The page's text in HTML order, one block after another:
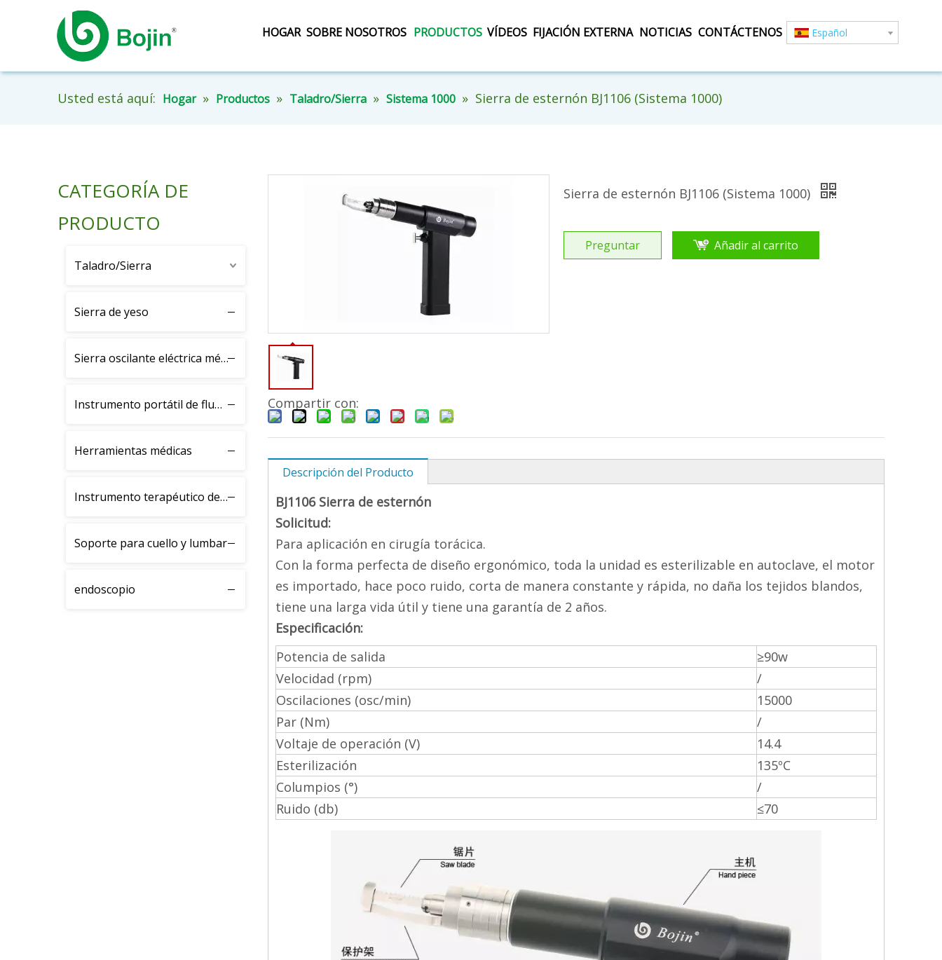
HOGAR SOBRE NOSOTROS PRODUCTOS VÍDEOS FIJACIÓN EXTERNA NOTICIAS CONTÁCTENOS Español
Usted está aquí: Hogar » Productos » Taladro/Sierra » Sistema 1000 » Sierra de esternón BJ1106 (Sistema 1000)
CATEGORÍA DE
PRODUCTO
Taladro/Sierra
Sierra de yeso
Sierra oscilante eléctrica médica BJH
Instrumento portátil de fluoroscopia de rayos X
Herramientas médicas
Instrumento terapéutico de fractura BJK
Soporte para cuello y lumbar
endoscopio
Compartir con:
Sierra de esternón BJ1106 (Sistema 1000)
Preguntar Añadir al carrito
Descripción del Producto
BJ1106 Sierra de esternón
Solicitud:
Para aplicación en cirugía torácica.
Con la forma perfecta de diseño ergonómico, toda la unidad es esterilizable en autoclave, el motor
es importado, hace poco ruido, corta de manera constante y rápida, no daña los tejidos blandos,
tiene una larga vida útil y tiene una garantía de 2 años.
Especificación:
Potencia de salida
≥90w
Velocidad (rpm)
/
Oscilaciones (osc/min)
15000
Par (Nm)
/
Voltaje de operación (V)
14.4
Esterilización
135ºC
Columpios (°)
/
Ruido (db)
≤70